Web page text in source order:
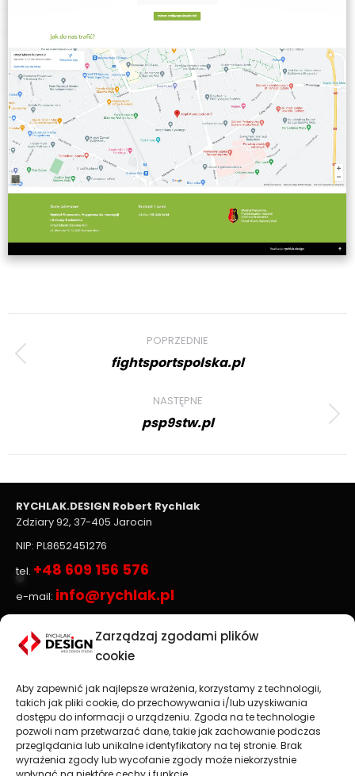
Zarządzaj zgodami plików
cookie
Aby zapewnić jak najlepsze wrażenia, korzystamy z technologii,
takich jak pliki cookie, do przechowywania i/lub uzyskiwania
dostępu do informacji o urządzeniu. Zgoda na te technologie
pozwoli nam przetwarzać dane, takie jak zachowanie podczas
przeglądania lub unikalne identyfikatory na tej stronie. Brak
wyrażenia zgody lub wycofanie zgody może niekorzystnie
navigation
POPRZEDNIE
Previous
fightsportspolska.pl
NASTĘPNE
Next
psp9stw.pl
RYCHLAK.DESIGN Robert Rychlak
Zdziary 92, 37-405 Jarocin
NIP: PL8652451276
tel. +48 609 156 576
e-mail: info@rychlak.pl
Strony www, sklepy internetowe
Projektowanie stron wwwjest głównym profilem
działalności firmyRYCHLAK.DESIGN. Tworzymy profesjonalne
strony www oraz sklepy internetowe zgodnie z najnowszymi
trendami na rynku.
Najważniejsza jest dla nas satysfakcja Klienta, dlatego każdy